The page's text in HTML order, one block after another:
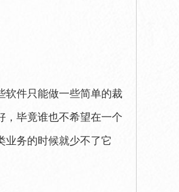
软件只能做一些简单的裁
，毕竟谁也不希望在一个
业务的时候就少不了它